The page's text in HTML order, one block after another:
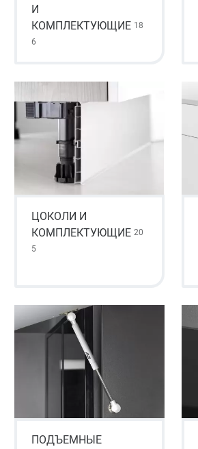
И
КОМПЛЕКТУЮЩИЕ 18
6
ЦОКОЛИ И
КОМПЛЕКТУЮЩИЕ 20
5
ПОДЪЕМНЫЕ